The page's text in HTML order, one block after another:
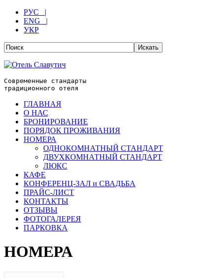
РУС |
ENG |
УКР
Современные стандарты
традиционного отеля
ГЛАВНАЯ
О НАС
БРОНИРОВАНИЕ
ПОРЯДОК ПРОЖИВАНИЯ
НОМЕРА
ОДНОКОМНАТНЫЙ СТАНДАРТ
ДВУХКОМНАТНЫЙ СТАНДАРТ
ЛЮКС
КАФЕ
КОНФЕРЕНЦ-ЗАЛ и СВАДЬБА
ПРАЙС-ЛИСТ
КОНТАКТЫ
ОТЗЫВЫ
ФОТОГАЛЕРЕЯ
ПАРКОВКА
НОМЕРА